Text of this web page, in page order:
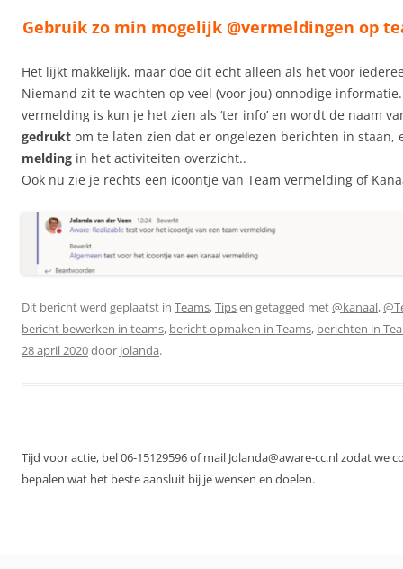
Gebruik zo min mogelijk @vermeldingen op
Het lijkt makkelijk, maar doe dit echt alleen als het voor
Niemand zit te wachten op veel (voor jou) onnodige
vermelding is kun je het zien als ‘ter info’ en wordt de naam
gedrukt om te laten zien dat er ongelezen berichten in staan,
melding in het activiteiten overzicht..
Ook nu zie je rechts een icoontje van Team vermelding of
Dit bericht werd geplaatst in Teams,Tipsen getagged met@kanaal,
bericht bewerken in teams, bericht opmaken in Teams, berichten in
28 april 2020door Jolanda.
Tijd voor actie, bel 06-15129596 of mail Jolanda@aware-cc.nl zodat we
bepalen wat het beste aansluit bij je wensen en doelen.